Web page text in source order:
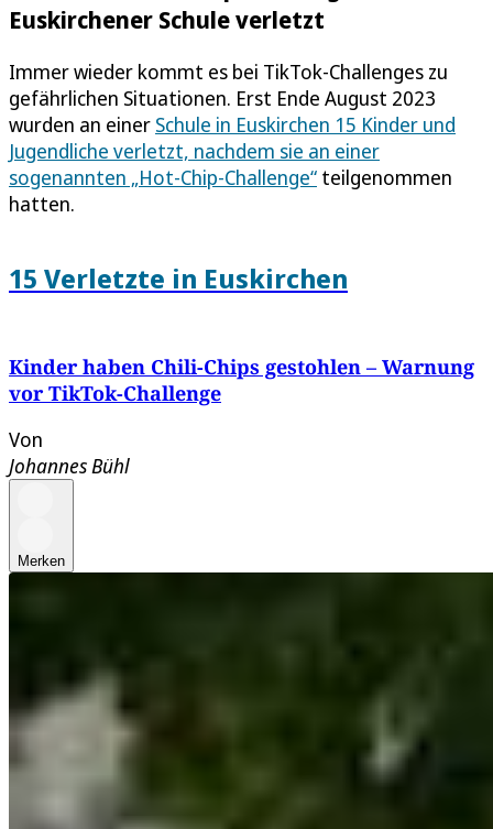
Euskirchener Schule verletzt
Immer wieder kommt es bei TikTok-Challenges zu
gefährlichen Situationen. Erst Ende August 2023
wurden an einer Schule in Euskirchen 15 Kinder und
Jugendliche verletzt, nachdem sie an einer
sogenannten „Hot-Chip-Challenge“ teilgenommen
hatten.
15 Verletzte in Euskirchen
Kinder haben Chili-Chips gestohlen – Warnung
vor TikTok-Challenge
Von
Johannes Bühl
Merken